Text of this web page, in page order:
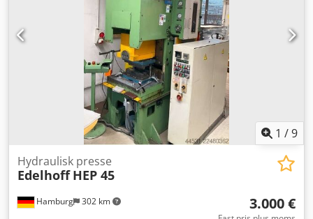
1 /9
Hamburg 302 km
Hydraulisk presse
Edelhoff HEP 45
3.000 €